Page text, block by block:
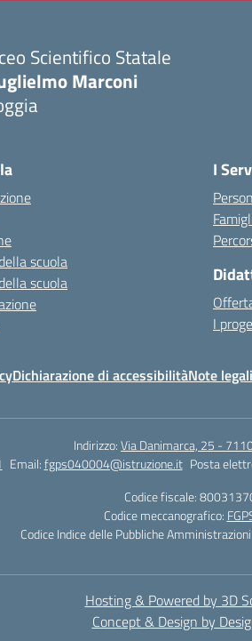
Scientifico Statale
Marconi
scuola
scuola
I
I
Dichiarazione di accessibilitàNote legali
Indirizzo:Via Danimarca, 25 -
Email:fgps040004@istruzione.it Posta
Codice fiscale:
Codice meccanografico:
Codice Indice delle Pubbliche
Hosting & Powered by 3D
Concept & Design by